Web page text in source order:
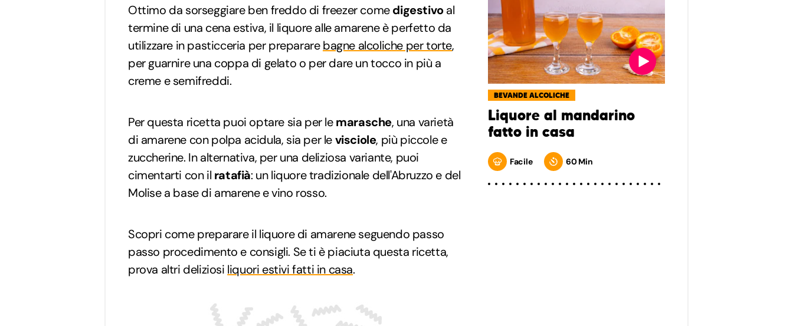
Ottimo da sorseggiare ben freddo di freezer comedigestivoal
termine di una cena estiva, il liquore alle amarene è perfetto da
utilizzare in pasticceria per prepararebagne alcoliche per torte,
per guarnire una coppa di gelato o per dare un tocco in più a
creme e semifreddi.
Per questa ricetta puoi optare sia per lemarasche, una varietà
di amarene con polpa acidula, sia per levisciole, più piccole e
zuccherine. In alternativa, per una deliziosa variante, puoi
cimentarti con il ratafià: un liquore tradizionale dell'Abruzzo e del
Molise a base di amarene e vino rosso.
Scopri come preparare il liquore di amarene seguendo passo
passo procedimento e consigli. Se ti è piaciuta questa ricetta,
prova altri deliziosi liquori estivi fatti in casa.
BEVANDE ALCOLICHE
Liquore al mandarino
fatto in casa
Facile 60 Min